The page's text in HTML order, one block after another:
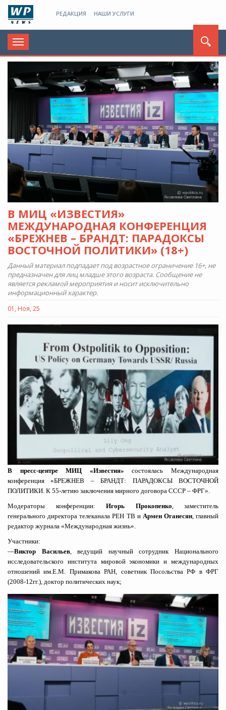
РЕДАКЦИЯ НАШИ УСЛУГИ
Toggle
navigation
В МИЦ «ИЗВЕСТИЯ»
МЕЖДУНАРОДНАЯ КОНФЕРЕНЦИЯ
«БРЕЖНЕВ – БРАНДТ: ПАРАДОКСЫ
ВОСТОЧНОЙ ПОЛИТИКИ» (18+)
Данный материал подпадает под возрастное ограничение 16+, не
предназначен для лиц младше этого возраста. Сообщение не
является рекламой мероприятия и носит исключительно
информационный характер.
01, Ноя, 25
В пресс-центре МИЦ «Известия» состоялась Международная
конференция «БРЕЖНЕВ – БРАНДТ: ПАРАДОКСЫ ВОСТОЧНОЙ
ПОЛИТИКИ. К 55-летию заключения мирного договора СССР – ФРГ».
Модераторы конференции: Игорь Прокопенко, заместитель
генерального директора телеканала РЕН ТВ и Армен Оганесян, главный
редактор журнала «Международная жизнь».
Участники:
—Виктор Васильев, ведущий научный сотрудник Национального
исследовательского института мировой экономики и международных
отношений им.Е.М. Примакова РАН, советник Посольства РФ в ФРГ
(2008-12гг.), доктор политических наук;